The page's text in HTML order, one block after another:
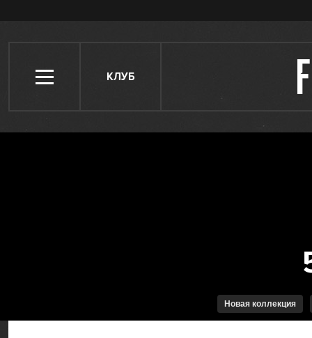
КЛУБ
Новая коллекция